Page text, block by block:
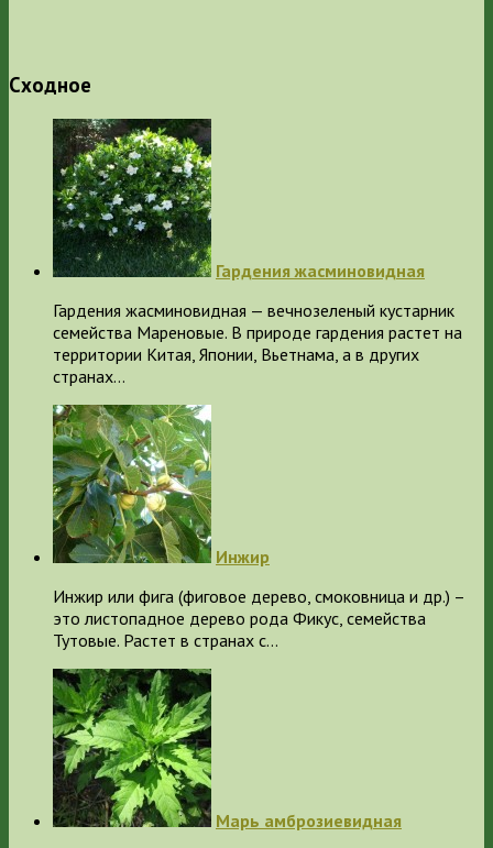
Сходное
Гардения жасминовидная
Гардения жасминовидная — вечнозеленый кустарник
семейства Мареновые. В природе гардения растет на
территории Китая, Японии, Вьетнама, а в других
странах…
Инжир
Инжир или фига (фиговое дерево, смоковница и др.) –
это листопадное дерево рода Фикус, семейства
Тутовые. Растет в странах с…
Марь амброзиевидная